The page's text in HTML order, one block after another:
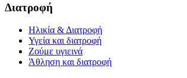
Διατροφή
Ηλικία & Διατροφή
Υγεία και διατροφή
Ζούμε υγιεινά
Άθληση και διατροφή